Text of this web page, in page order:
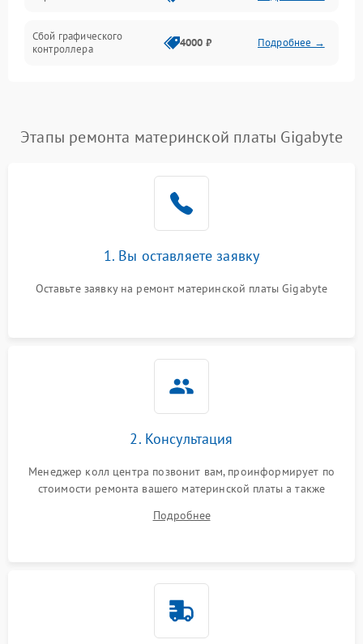
Сбой графического
контроллера
4000 ₽ Подробнее →
Этапы ремонта материнской платы Gigabyte
1. Вы оставляете заявку
Оставьте заявку на ремонт материнской платы Gigabyte
2. Консультация
Менеджер колл центра позвонит вам, проинформирует по
стоимости ремонта вашего материнской платы а также
Подробнее